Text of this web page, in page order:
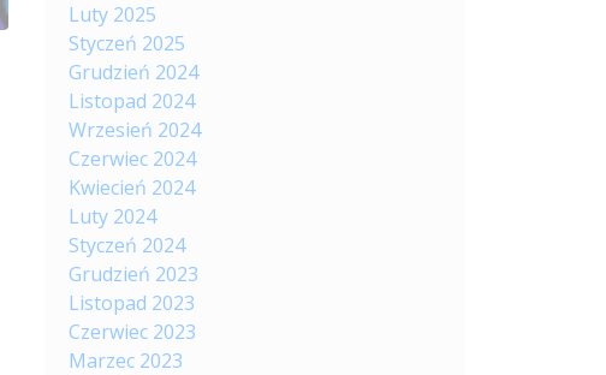
Luty 2025
Styczeń 2025
Grudzień 2024
Listopad 2024
Wrzesień 2024
Czerwiec 2024
Kwiecień 2024
Luty 2024
Styczeń 2024
Grudzień 2023
Listopad 2023
Czerwiec 2023
Marzec 2023